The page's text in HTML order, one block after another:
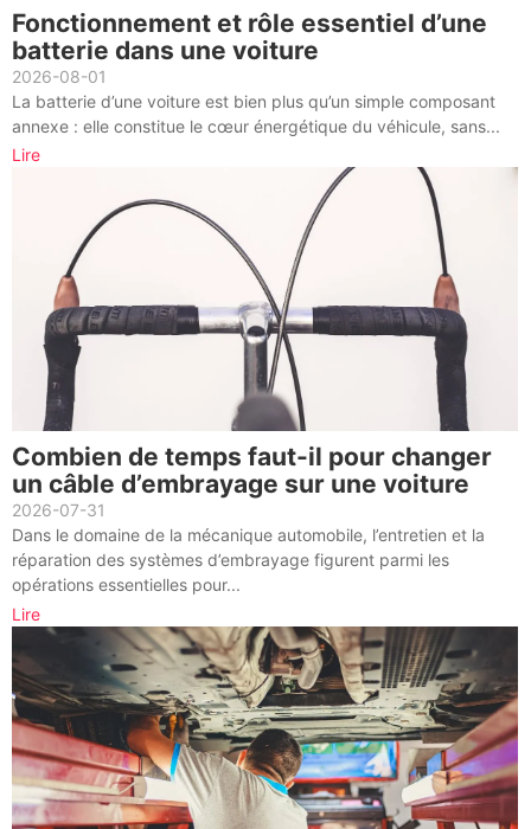
Fonctionnement et rôle essentiel d’une
batterie dans une voiture
2026-08-01
La batterie d’une voiture est bien plus qu’un simple composant
annexe : elle constitue le cœur énergétique du véhicule, sans...
Lire
Combien de temps faut-il pour changer
un câble d’embrayage sur une voiture
2026-07-31
Dans le domaine de la mécanique automobile, l’entretien et la
réparation des systèmes d’embrayage figurent parmi les
opérations essentielles pour...
Lire